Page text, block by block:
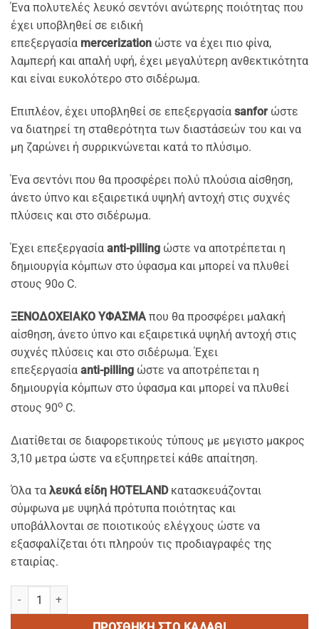
Ένα πολυτελές λευκό σεντόνι ανώτερης ποιότητας που
έχει υποβληθεί σε ειδική
επεξεργασία mercerization ώστε να έχει πιο φίνα,
λαμπερή και απαλή υφή, έχει μεγαλύτερη ανθεκτικότητα
και είναι ευκολότερο στο σιδέρωμα.
Επιπλέον, έχει υποβληθεί σε επεξεργασία sanfor ώστε
να διατηρεί τη σταθερότητα των διαστάσεών του και να
μη ζαρώνει ή συρρικνώνεται κατά το πλύσιμο.
Ένα σεντόνι που θα προσφέρει πολύ πλούσια αίσθηση,
άνετο ύπνο και εξαιρετικά υψηλή αντοχή στις συχνές
πλύσεις και στο σιδέρωμα.
Έχει επεξεργασία anti-pilling ώστε να αποτρέπεται η
δημιουργία κόμπων στο ύφασμα και μπορεί να πλυθεί
στους 90ο C.
ΞΕΝΟΔΟΧΕΙΑΚΟ ΥΦΑΣΜΑ που θα προσφέρει μαλακή
αίσθηση, άνετο ύπνο και εξαιρετικά υψηλή αντοχή στις
συχνές πλύσεις και στο σιδέρωμα. Έχει
επεξεργασία anti-pilling ώστε να αποτρέπεται η
δημιουργία κόμπων στο ύφασμα και μπορεί να πλυθεί
στους 90ο C.
Διατίθεται σε διαφορετικούς τύπους με μεγιστο μακρος
3,10 μετρα ώστε να εξυπηρετεί κάθε απαίτηση.
Όλα τα λευκά είδη HOTELAND κατασκευάζονται
σύμφωνα με υψηλά πρότυπα ποιότητας και
υποβάλλονται σε ποιοτικούς ελέγχους ώστε να
εξασφαλίζεται ότι πληρούν τις προδιαγραφές της
εταιρίας.
ΚΟΡΥΦΑΙΑ ΠΟΙΟΤΗΤΑ-ΣΑΤΕΝ ΣΕΙΡΑ-ΣΕΝΤΟΝΙ ΔΙΠΛΟ ME ΛΑΣΤΙΧΟ